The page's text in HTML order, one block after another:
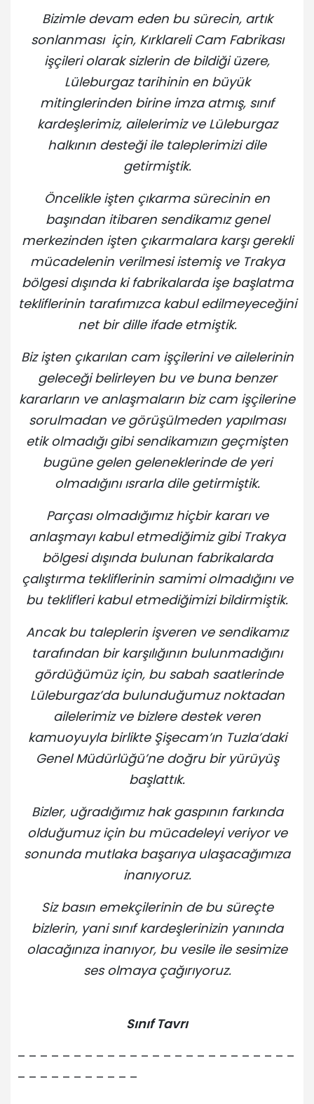
Bizimle devam eden bu sürecin, artık
sonlanması için, Kırklareli Cam Fabrikası
işçileri olarak sizlerin de bildiği üzere,
Lüleburgaz tarihinin en büyük
mitinglerinden birine imza atmış, sınıf
kardeşlerimiz, ailelerimiz ve Lüleburgaz
halkının desteği ile taleplerimizi dile
getirmiştik.
Öncelikle işten çıkarma sürecinin en
başından itibaren sendikamız genel
merkezinden işten çıkarmalara karşı gerekli
mücadelenin verilmesi istemiş ve Trakya
bölgesi dışında ki fabrikalarda işe başlatma
tekliflerinin tarafımızca kabul edilmeyeceğini
net bir dille ifade etmiştik.
Biz işten çıkarılan cam işçilerini ve ailelerinin
geleceği belirleyen bu ve buna benzer
kararların ve anlaşmaların biz cam işçilerine
sorulmadan ve görüşülmeden yapılması
etik olmadığı gibi sendikamızın geçmişten
bugüne gelen geleneklerinde de yeri
olmadığını ısrarla dile getirmiştik.
Parçası olmadığımız hiçbir kararı ve
anlaşmayı kabul etmediğimiz gibi Trakya
bölgesi dışında bulunan fabrikalarda
çalıştırma tekliflerinin samimi olmadığını ve
bu teklifleri kabul etmediğimizi bildirmiştik.
Ancak bu taleplerin işveren ve sendikamız
tarafından bir karşılığının bulunmadığını
gördüğümüz için, bu sabah saatlerinde
Lüleburgaz’da bulunduğumuz noktadan
ailelerimiz ve bizlere destek veren
kamuoyuyla birlikte Şişecam’ın Tuzla’daki
Genel Müdürlüğü’ne doğru bir yürüyüş
başlattık.
Bizler, uğradığımız hak gaspının farkında
olduğumuz için bu mücadeleyi veriyor ve
sonunda mutlaka başarıya ulaşacağımıza
inanıyoruz.
Siz basın emekçilerinin de bu süreçte
bizlerin, yani sınıf kardeşlerinizin yanında
olacağınıza inanıyor, bu vesile ile sesimize
ses olmaya çağırıyoruz.
Sınıf Tavrı
– – – – – – – – – – – – – – – – – – – – – – – – –
– – – – – – – – – – –